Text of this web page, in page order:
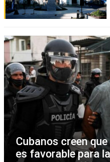
Cubanos creen
es favorable para